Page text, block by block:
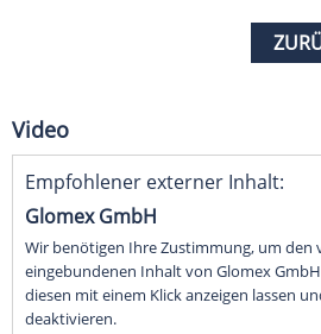
Video
Empfohlener externer Inhalt:
Glomex GmbH
Wir benötigen Ihre Zustimmung, um den
eingebundenen Inhalt von Glomex
diesen mit einem Klick anzeigen lassen
deaktivieren.